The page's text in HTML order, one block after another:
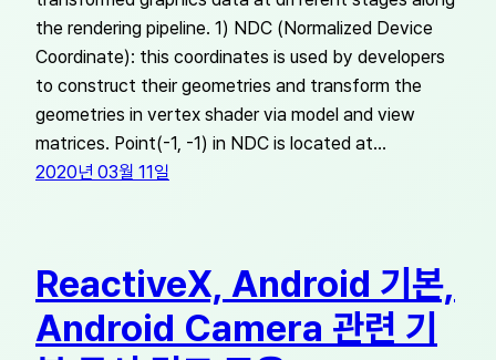
the rendering pipeline. 1) NDC (Normalized Device
Coordinate): this coordinates is used by developers
to construct their geometries and transform the
geometries in vertex shader via model and view
matrices. Point(-1, -1) in NDC is located at…
2020년 03월 11일
ReactiveX, Android 기본,
Android Camera 관련 기